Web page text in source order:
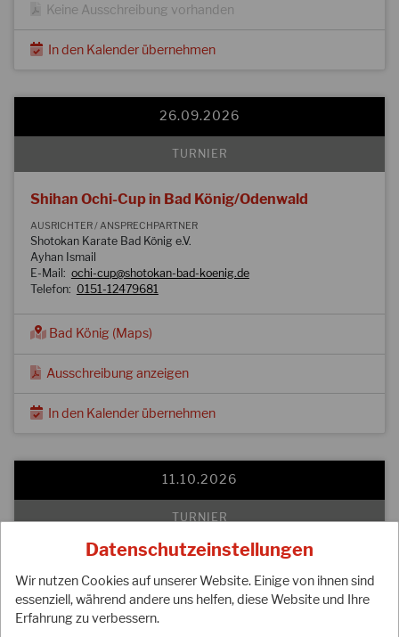
Datenschutzeinstellungen
Wir nutzen Cookies auf unserer Website. Einige von ihnen sind
essenziell, während andere uns helfen, diese Website und Ihre
Erfahrung zu verbessern.
Keine Ausschreibung vorhanden
In den Kalender übernehmen
26.09.2026
TURNIER
Shihan Ochi-Cup in Bad König/Odenwald
AUSRICHTER / ANSPRECHPARTNER
Shotokan Karate Bad König e.V.
Ayhan Ismail
E-Mail: ochi-cup@shotokan-bad-koenig.de
Telefon: 0151-12479681
Bad König (Maps)
Ausschreibung anzeigen
In den Kalender übernehmen
11.10.2026
TURNIER